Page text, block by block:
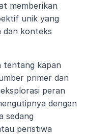
memberikan
unik yang
dan konteks
tentang kapan
primer dan
peran
dengan
sedang
peristiwa